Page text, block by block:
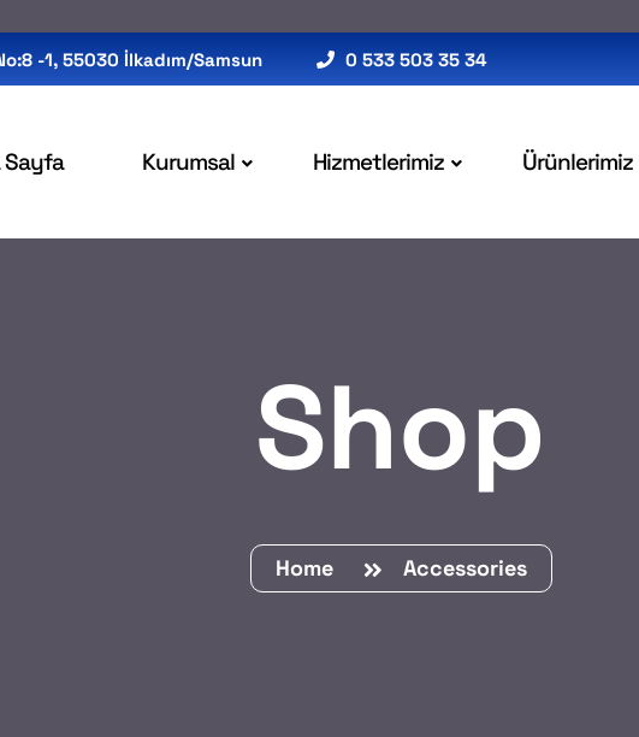
-1, 55030 İlkadım/Samsun 0 533 503 35 34
Sayfa Kurumsal Hizmetlerimiz Ürünlerimiz
Shop
Home Accessories